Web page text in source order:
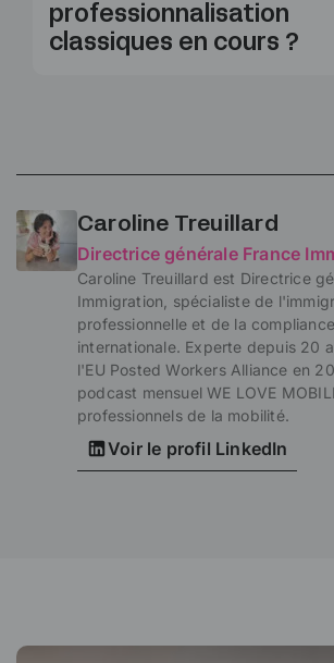
professionnalisation
classiques en cours ?
Caroline Treuillard
Directrice générale France
Caroline Treuillard est Directrice
Immigration, spécialiste de
professionnelle et de la
internationale. Experte depuis 20
l'EU Posted Workers Alliance en
podcast mensuel WE LOVE
professionnels de la mobilité.
Voir le profil LinkedIn